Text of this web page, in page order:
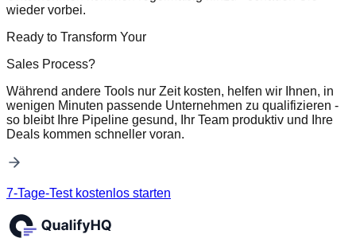
wieder vorbei.
Ready to Transform Your
Sales Process?
Während andere Tools nur Zeit kosten, helfen wir Ihnen, in
wenigen Minuten passende Unternehmen zu qualifizieren -
so bleibt Ihre Pipeline gesund, Ihr Team produktiv und Ihre
Deals kommen schneller voran.
7-Tage-Test kostenlos starten